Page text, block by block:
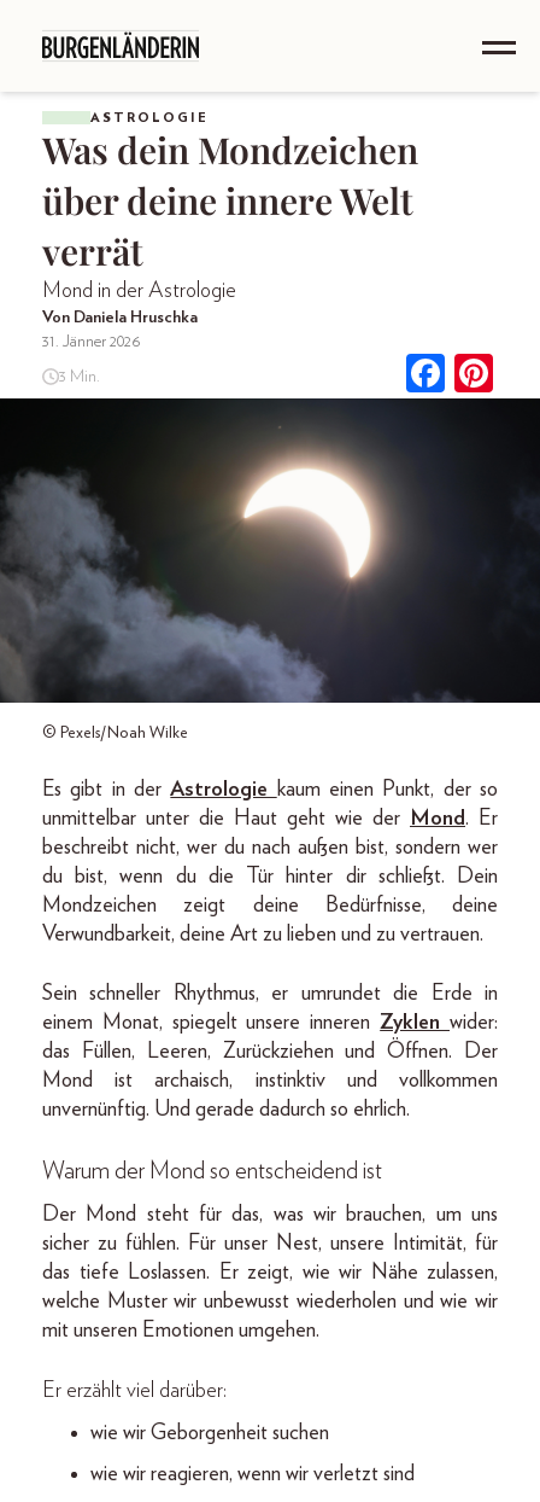
ASTROLOGIE
Was dein Mondzeichen
über deine innere Welt
verrät
Mond in der Astrologie
Von Daniela Hruschka
31. Jänner 2026
3 Min.
© Pexels/Noah Wilke
Es gibt in derAstrologie
kaum einen Punkt, der so
unmittelbar unter die Haut geht wie der
Mond. Er
beschreibt nicht, wer du nach außen bist, sondern wer
du bist, wenn du die Tür hinter dir schließt. Dein
Mondzeichen zeigt deine Bedürfnisse, deine
Verwundbarkeit, deine Art zu lieben und zu vertrauen.
Sein schneller Rhythmus, er umrundet die Erde in
einem Monat, spiegelt unsere innerenZyklenwider:
das Füllen, Leeren, Zurückziehen und Öffnen. Der
Mond ist archaisch, instinktiv und vollkommen
unvernünftig. Und gerade dadurch so ehrlich.
Warum der Mond so entscheidend ist
Der Mond steht für das, was wir brauchen, um uns
sicher zu fühlen. Für unser Nest, unsere Intimität, für
das tiefe Loslassen. Er zeigt, wie wir Nähe zulassen,
welche Muster wir unbewusst wiederholen und wie wir
mit unseren Emotionen umgehen.
Er erzählt viel darüber:
wie wir Geborgenheit suchen
wie wir reagieren, wenn wir verletzt sind